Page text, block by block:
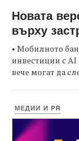
Новата
върху
• Мобилното
инвестиции с AI
вече могат да
МЕДИИ И PR